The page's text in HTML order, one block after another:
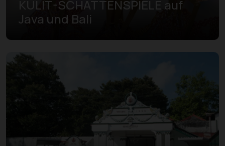
KULIT-SCHATTENSPIELE auf
Java und Bali